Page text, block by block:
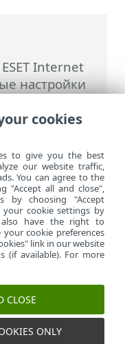
ESET Internet
настройки
cookies
to give you the best
our website traffic,
You can agree to the
"Accept all and close",
by choosing "Accept
cookie settings by
also have the right to
cookie preferences
link in our website
(if available). For more
CLOSE
ONLY